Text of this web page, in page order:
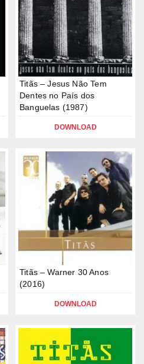
Titãs – Jesus Não Tem
Dentes no País dos
Banguelas (1987)
DOWNLOAD
Titãs – Warner 30 Anos
(2016)
DOWNLOAD